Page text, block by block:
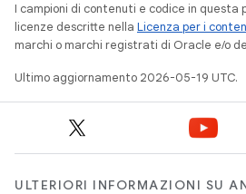
I campioni di contenuti e codice in questa
licenze descritte nella Licenza per i
marchi o marchi registrati di Oracle e/o
Ultimo aggiornamento 2026-05-19 UTC.
ULTERIORI INFORMAZIONI SU